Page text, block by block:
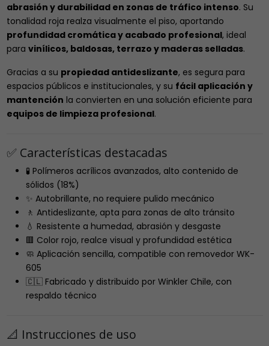
abrasión y durabilidad en zonas de tráfico intenso. Su
tonalidad roja realza visualmente el piso, aportando
profundidad cromática y acabado profesional, ideal
para vinílicos, baldosas, terrazo y maderas selladas.
Gracias a su propiedad antideslizante, es segura para
espacios públicos e institucionales, y su fácil aplicación y
mantención la convierten en una solución eficiente para
equipos de limpieza profesional.
✅ Características destacadas
🧪 Polímeros acrílicos avanzados, alto contenido de
sólidos (18%)
✨ Autobrillante, no requiere pulido mecánico
🚶 Antideslizante, apta para zonas de alto tránsito
💧 Resistente a humedad, abrasión y desgaste
🟥 Color rojo, realce visual y profundidad estética
🧼 Aplicación sencilla, compatible con removedor WK-
605
🇨🇱 Fabricado y distribuido por Winkler Chile, con
respaldo técnico
📐 Instrucciones de uso